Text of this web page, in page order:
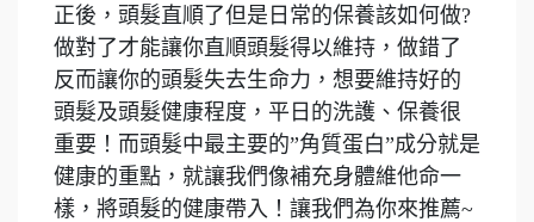
正後，頭髮直順了但是日常的保養該如何做?
做對了才能讓你直順頭髮得以維持，做錯了
反而讓你的頭髮失去生命力，想要維持好的
頭髮及頭髮健康程度，平日的洗護、保養很
重要！而頭髮中最主要的”角質蛋白”成分就是
健康的重點，就讓我們像補充身體維他命一
樣，將頭髮的健康帶入！讓我們為你來推薦~